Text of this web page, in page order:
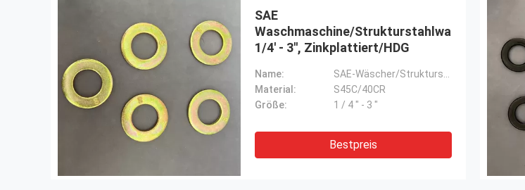
SAE
Waschmaschine/Strukturstahlwaschmaschine,
1/4' - 3'', Zinkplattiert/HDG
Name:
SAE-Wäscher/Strukturstahlwascher
Material:
S45C/40CR
Größe:
1 / 4 " - 3 "
Bestpreis